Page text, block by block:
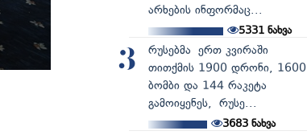
არხების ინფორმაც...
5331 ნახვა
3
რუსებმა ერთ კვირაში
თითქმის 1900 დრონი, 1600
ბომბი და 144 რაკეტა
გამოიყენეს, რუსე...
3683ნახვა